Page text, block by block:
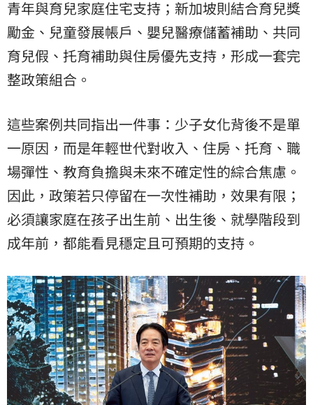
青年與育兒家庭住宅支持；新加坡則結合育兒獎
勵金、兒童發展帳戶、嬰兒醫療儲蓄補助、共同
育兒假、托育補助與住房優先支持，形成一套完
整政策組合。
這些案例共同指出一件事：少子女化背後不是單
一原因，而是年輕世代對收入、住房、托育、職
場彈性、教育負擔與未來不確定性的綜合焦慮。
因此，政策若只停留在一次性補助，效果有限；
必須讓家庭在孩子出生前、出生後、就學階段到
成年前，都能看見穩定且可預期的支持。